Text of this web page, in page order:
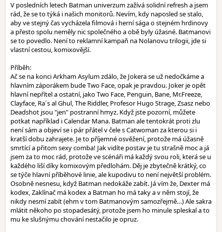
V posledních letech Batman univerzum zažívá solidní refresh a jsem
rád, že se to týká i našich monitorů. Nevím, kdy naposled se stalo,
aby ve stejný čas vycházela filmová i herní sága o stejném hrdinovy
a přesto spolu neměly nic společného a obě byly úžasné. Batmanovi
se to povedlo. Není to reklamní kampaň na Nolanovu trilogii, jde si
vlastní cestou, komixovější.
Příběh:
Ač se na konci Arkham Asylum zdálo, že Jokera se už nedočkáme a
hlavním záporákem bude Two Face, opak je pravdou. Joker je opět
hlavní nepřítel a ostatní, jako Two Face, Penguin, Bane, Mr.Freeze,
Clayface, Ra´s al Ghul, The Riddler, Profesor Hugo Strage, Zsasz nebo
Deadshot jsou "jen" postranní hmyz. Když jste pozorní, můžete
potkat například i Calendar Mana. Batman ale tentokrát proti zlu
není sám a objeví se i pár přátel v čele s Catwoman za kterou si i
kratší dobu zahrajete. Je to příjemné osvěžení, protože má úžasně
smrtící a přitom sexy comba! Jak vidíte postav je tu strašně moc a já
jsem za to moc rád, protože ve scénáři má každý svou roli, která se u
každého liší díky komixovým předlohám. Děj je zbytečně krátký, co
se týče hlavní příběhové linie, ale kupodivu to není největší problém.
Osobně nesnesu, když Batman nedokáže zabít. Já vím že, Dexter má
kodex, Zaklínač má kodex a Batman ho má taky a v něm stojí, že
nikdy nesmí zabít (ehm v tom Batmanovým samozřejmě…) Ale sakra
mlátit někoho po stopadesátý, protože jsem ho minule spleskal a to
mu ke slušnýmu chování nestačilo je opruz.